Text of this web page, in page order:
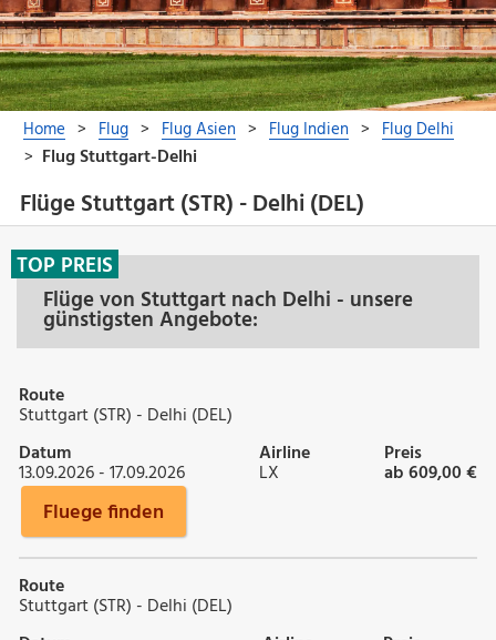
Flüge Stuttgart (STR) - Delhi (DEL)
Flüge von Stuttgart nach Delhi - unsere
günstigsten Angebote:
TOP PREIS
Route
Stuttgart (STR) - Delhi (DEL)
Datum
13.09.2026 - 17.09.2026
Airline
LX
Preis
ab 609,00 €
Fluege finden
Route
Stuttgart (STR) - Delhi (DEL)